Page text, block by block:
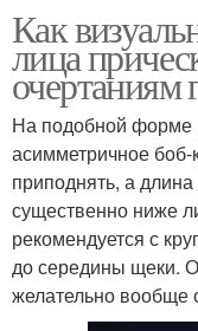
Как
лица
очертаниям
На подобной форме
асимметричное
приподнять, а
существенно ниже
рекомендуется с
до середины щеки.
желательно вообще